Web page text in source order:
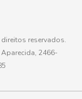
reservados.
Aparecida, 2466-